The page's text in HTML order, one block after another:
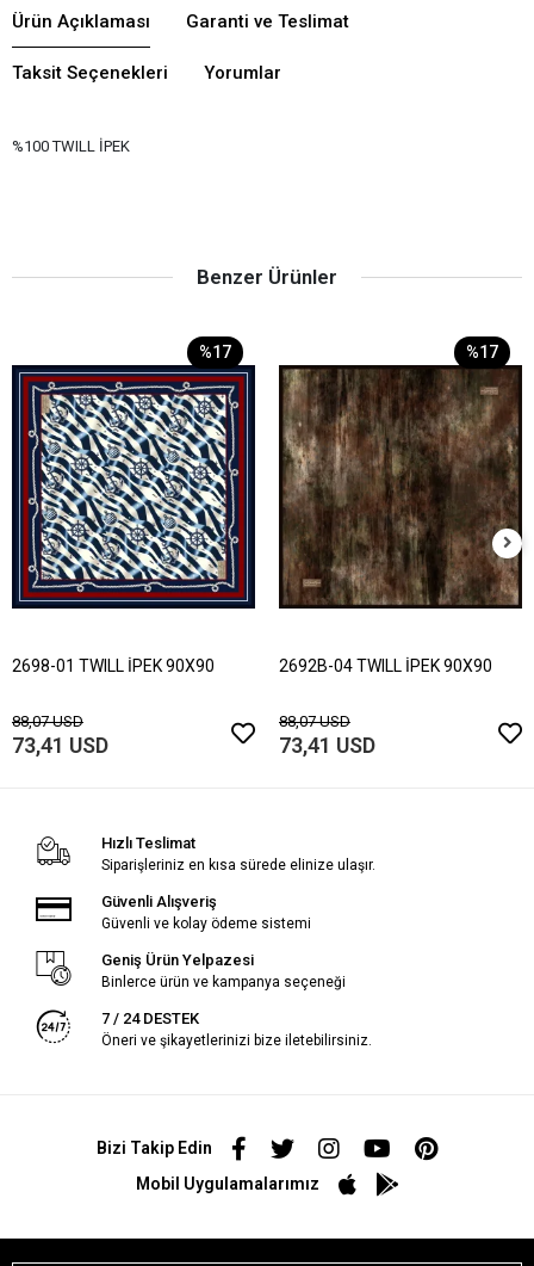
Ürün Açıklaması Garanti ve Teslimat
Taksit Seçenekleri Yorumlar
%100 TWILL İPEK
Benzer Ürünler
%17
2698-01 TWILL İPEK 90X90
88,07 USD
73,41 USD
%17
2692B-04 TWILL İPEK 90X90
88,07 USD
73,41 USD
Hızlı Teslimat
Siparişleriniz en kısa sürede elinize ulaşır.
Güvenli Alışveriş
Güvenli ve kolay ödeme sistemi
Geniş Ürün Yelpazesi
Binlerce ürün ve kampanya seçeneği
7 / 24 DESTEK
Öneri ve şikayetlerinizi bize iletebilirsiniz.
Bizi Takip Edin
Mobil Uygulamalarımız